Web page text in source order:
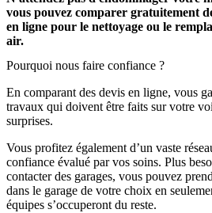
vous pouvez comparer gratuitement
en ligne pour le nettoyage ou le
air.
Pourquoi nous faire confiance ?
En comparant des devis en ligne, vous
travaux qui doivent être faits sur votre
surprises.
Vous profitez également d’un vaste
confiance évalué par vos soins. Plus
contacter des garages, vous pouvez
dans le garage de votre choix en
équipes s’occuperont du reste.